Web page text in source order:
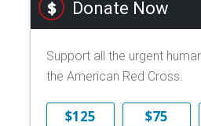
Donate Now
Support all the urgent
the American Red Cross.
$125 $75